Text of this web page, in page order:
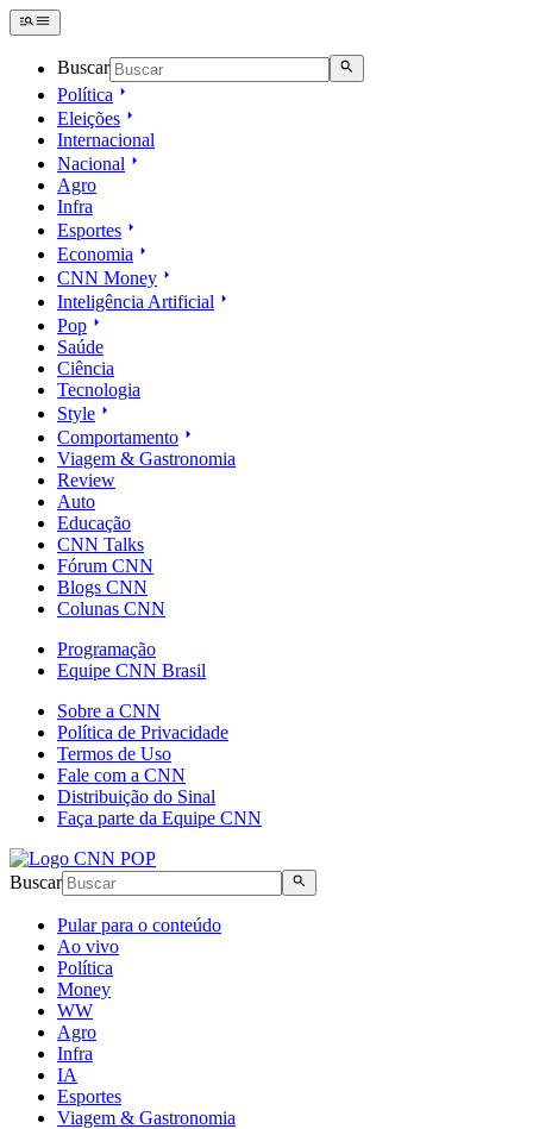
Buscar
Política
Eleições
Internacional
Nacional
Agro
Infra
Esportes
Economia
CNN Money
Inteligência Artificial
Pop
Saúde
Ciência
Tecnologia
Style
Comportamento
Viagem & Gastronomia
Review
Auto
Educação
CNN Talks
Fórum CNN
Blogs CNN
Colunas CNN
Programação
Equipe CNN Brasil
Sobre a CNN
Política de Privacidade
Termos de Uso
Fale com a CNN
Distribuição do Sinal
Faça parte da Equipe CNN
Buscar
Pular para o conteúdo
Ao vivo
Política
Money
WW
Agro
Infra
IA
Esportes
Viagem & Gastronomia